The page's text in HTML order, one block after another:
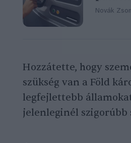
Novák
Hozzátette, hogy
szükség van a Föld
legfejlettebb
jelenleginél szigorúbb